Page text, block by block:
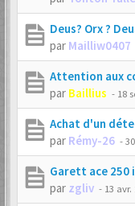
Deus? Orx ?
par Mailliw0407
Attention aux
par Baillius - 18
Achat d'un
par Rémy-26 -
Garett ace 250
par zgliv - 13 avr.